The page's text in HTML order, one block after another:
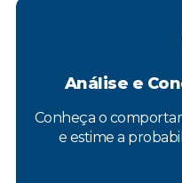
Análise e
Conheça o
e estime a